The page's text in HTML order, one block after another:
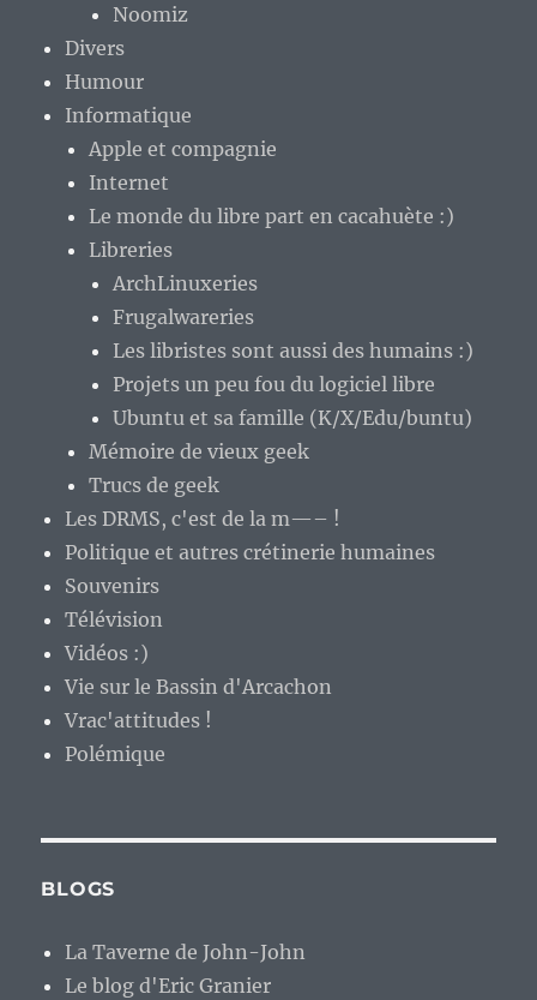
Noomiz
Divers
Humour
Informatique
Apple et compagnie
Internet
Le monde du libre part en cacahuète :)
Libreries
ArchLinuxeries
Frugalwareries
Les libristes sont aussi des humains :)
Projets un peu fou du logiciel libre
Ubuntu et sa famille (K/X/Edu/buntu)
Mémoire de vieux geek
Trucs de geek
Les DRMS, c'est de la m—– !
Politique et autres crétinerie humaines
Souvenirs
Télévision
Vidéos :)
Vie sur le Bassin d'Arcachon
Vrac'attitudes !
Polémique
BLOGS
La Taverne de John-John
Le blog d'Eric Granier